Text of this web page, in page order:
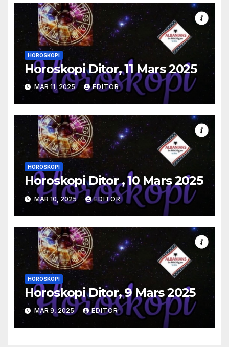
HOROSKOPI
Horoskopi Ditor, 11 Mars 2025
MAR 11, 2025 EDITOR
HOROSKOPI
Horoskopi Ditor , 10 Mars 2025
MAR 10, 2025 EDITOR
HOROSKOPI
Horoskopi Ditor, 9 Mars 2025
MAR 9, 2025 EDITOR